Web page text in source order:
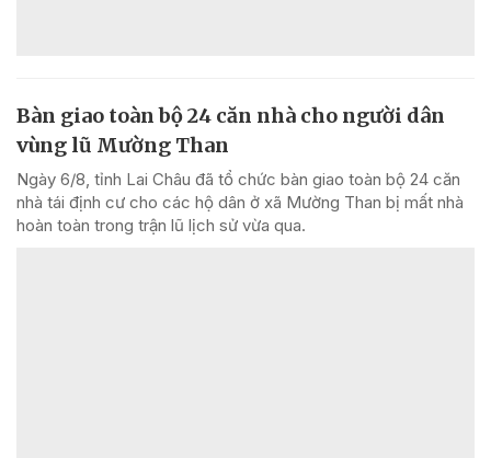
Bàn giao toàn bộ 24 căn nhà cho người dân
vùng lũ Mường Than
Ngày 6/8, tỉnh Lai Châu đã tổ chức bàn giao toàn bộ 24 căn
nhà tái định cư cho các hộ dân ở xã Mường Than bị mất nhà
hoàn toàn trong trận lũ lịch sử vừa qua.